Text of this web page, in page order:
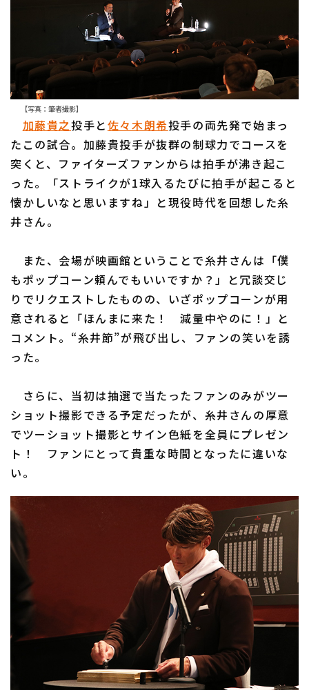
運営会社（別ウィンドウで開く） よくある質問
【写真：筆者撮影】
加藤貴之投手と佐々木朗希投手の両先発で始まっ
たこの試合。加藤貴投手が抜群の制球力でコースを
突くと、ファイターズファンからは拍手が沸き起こ
った。「ストライクが1球入るたびに拍手が起こると
懐かしいなと思いますね」と現役時代を回想した糸
井さん。
また、会場が映画館ということで糸井さんは「僕
もポップコーン頼んでもいいですか？」と冗談交じ
りでリクエストしたものの、いざポップコーンが用
意されると「ほんまに来た！ 減量中やのに！」と
コメント。“糸井節”が飛び出し、ファンの笑いを誘
った。
さらに、当初は抽選で当たったファンのみがツー
ショット撮影できる予定だったが、糸井さんの厚意
でツーショット撮影とサイン色紙を全員にプレゼン
ト！ ファンにとって貴重な時間となったに違いな
い。